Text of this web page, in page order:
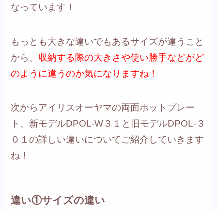
なっています！
もっとも大きな違いでもあるサイズが違うこと
から、 収納する際の大きさや使い勝手などがど
のように違うのか気になりますね！
次からアイリスオーヤマの両面ホットプレー
ト、新モデルDPOL-W３１と旧モデルDPOL-３
０１の詳しい違いについてご紹介していきます
ね！
違い①サイズの違い